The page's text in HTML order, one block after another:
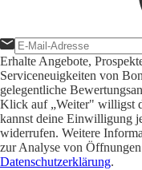
Erhalte Angebote,
Serviceneuigkeiten von
gelegentliche
Klick auf „Weiter" willigst
kannst deine Einwilligung
widerrufen. Weitere
zur Analyse von
Datenschutzerklärung.